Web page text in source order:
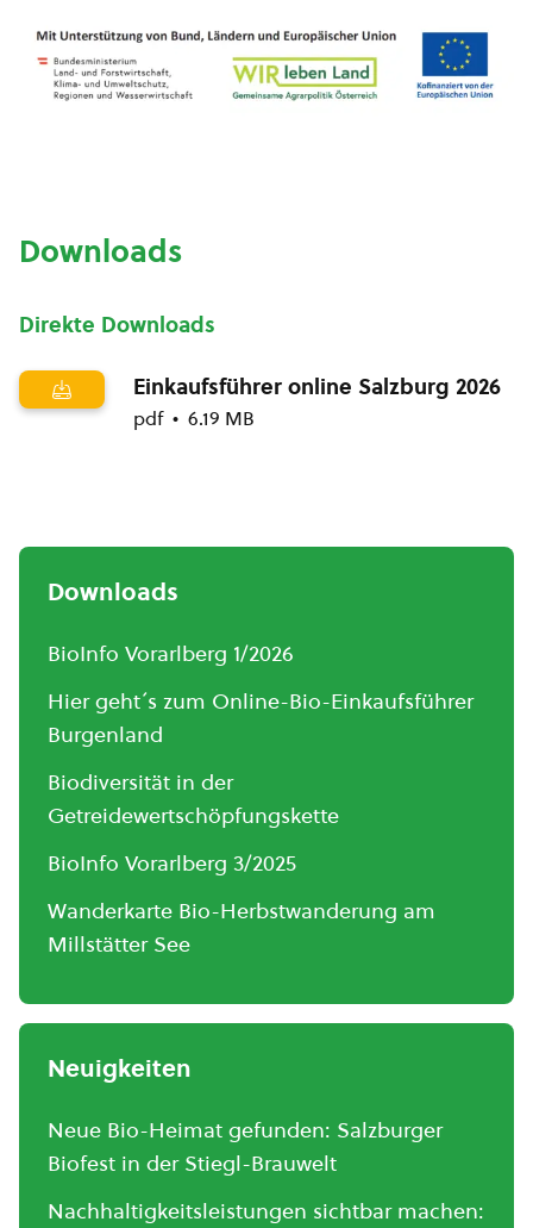
Downloads
Direkte Downloads
Einkaufsführer online Salzburg 2026
pdf 6.19 MB
Downloads
BioInfo Vorarlberg 1/2026
Hier geht´s zum Online-Bio-Einkaufsführer
Burgenland
Biodiversität in der
Getreidewertschöpfungskette
BioInfo Vorarlberg 3/2025
Wanderkarte Bio-Herbstwanderung am
Millstätter See
Neuigkeiten
Neue Bio-Heimat gefunden: Salzburger
Biofest in der Stiegl-Brauwelt
Nachhaltigkeitsleistungen sichtbar machen: